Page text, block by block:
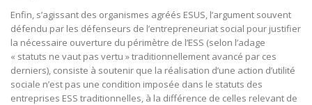
Enfin, s’agissant des organismes agréés ESUS, l’argument souvent
défendu par les défenseurs de l’entrepreneuriat social pour justifier
la nécessaire ouverture du périmètre de l’ESS (selon l’adage
« statuts ne vaut pas vertu » traditionnellement avancé par ces
derniers), consiste à soutenir que la réalisation d’une action d’utilité
sociale n’est pas une condition imposée dans le statuts des
entreprises ESS traditionnelles, à la différence de celles relevant de